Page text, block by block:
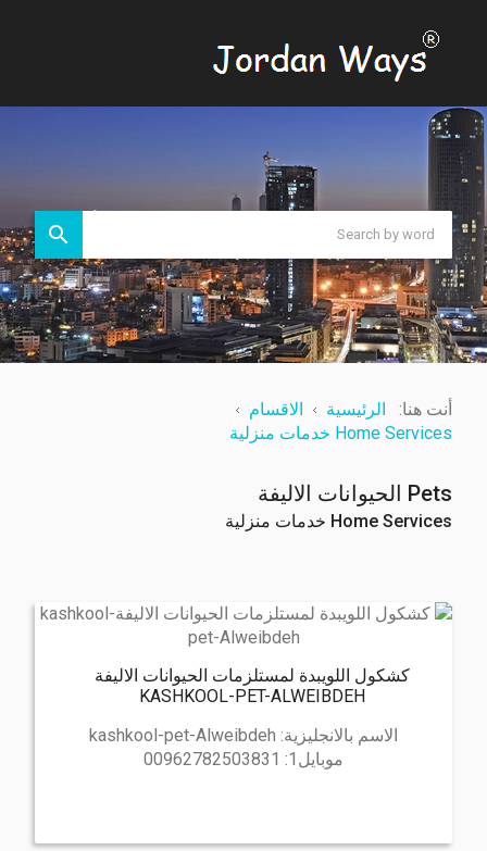
أنت هنا: الرئيسية
الاقسام
Home Services خدمات منزلية
Pets الحيوانات الاليفة
Home Services خدمات منزلية
كشكول اللويبدة لمستلزمات الحيوانات الاليفة
KASHKOOL-PET-ALWEIBDEH
الاسم بالانجليزية: kashkool-pet-Alweibdeh
موبايل1:
00962782503831